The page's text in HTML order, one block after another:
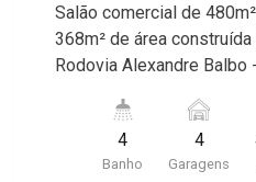
Salão comercial de
368m² de área
Rodovia Alexandre Balbo
características deste
Imobiliária selecionou para você: -
terreno e 368m² de área
4
Banho
4
Garagens